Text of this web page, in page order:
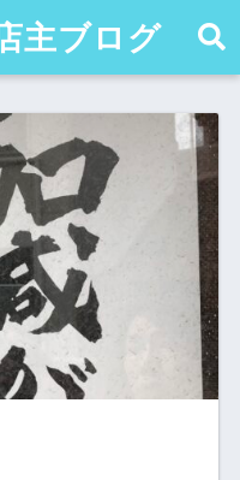
主ブログ